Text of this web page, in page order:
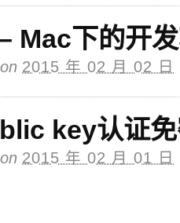
Mac下的开
on 2015 年 02 月 02 日
key认证
on 2015 年 02 月 01 日